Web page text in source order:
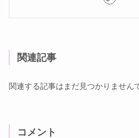
関連記事
関連する記事はまだ見つかりません
コメント